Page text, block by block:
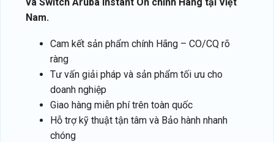
Nam.
Cam kết sản phẩm chính Hãng – CO/CQ rõ
ràng
Tư vấn giải pháp và sản phẩm tối ưu cho
doanh nghiệp
Giao hàng miễn phí trên toàn quốc
Hỗ trợ kỹ thuật tận tâm và Bảo hành nhanh
chóng